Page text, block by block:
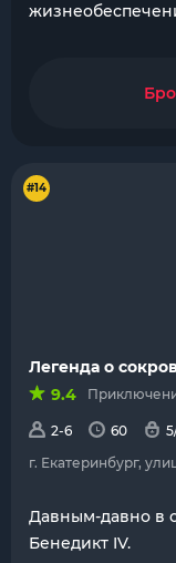
#14
Легенда о
9.4
2-6 60
г. Екатеринбург,
Давным-давно в
Бенедикт IV.